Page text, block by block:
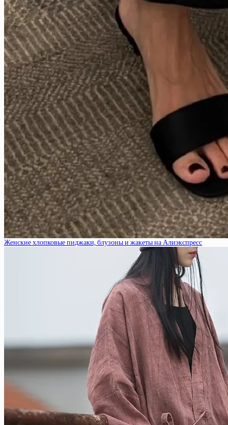
Женские хлопковые пиджаки, блузоны и жакеты на Алиэкспресс